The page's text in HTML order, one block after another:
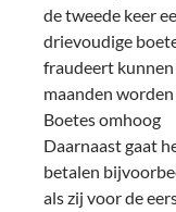
de tweede keer
drievoudige
fraudeert
maanden
Boetes omhoog
Daarnaast gaat
betalen
als zij voor de